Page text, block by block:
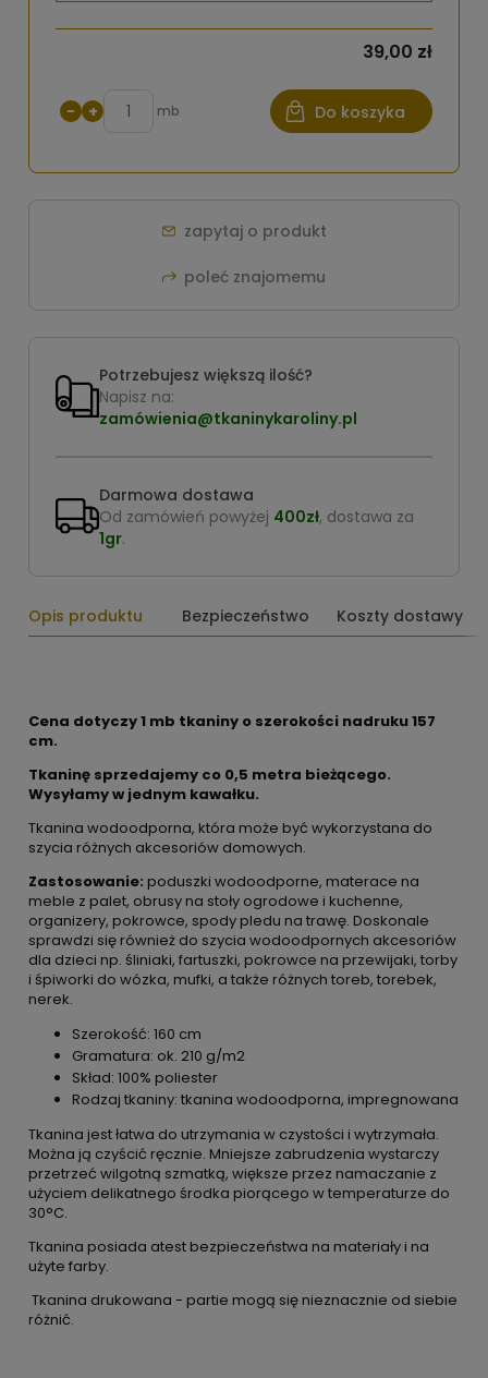
39,00 zł
− + mb Do koszyka
zapytaj o produkt
poleć znajomemu
Potrzebujesz większą ilość?
Napisz na:
zamówienia@tkaninykaroliny.pl
Darmowa dostawa
Od zamówień powyżej 400zł, dostawa za
1gr.
Opis produktu Bezpieczeństwo Koszty dostawy
Cena dotyczy 1 mb tkaniny o szerokości nadruku 157
cm.
Tkaninę sprzedajemy co 0,5 metra bieżącego.
Wysyłamy w jednym kawałku.
Tkanina wodoodporna, która może być wykorzystana do
szycia różnych akcesoriów domowych.
Zastosowanie: poduszki wodoodporne, materace na
meble z palet, obrusy na stoły ogrodowe i kuchenne,
organizery, pokrowce, spody pledu na trawę. Doskonale
sprawdzi się również do szycia wodoodpornych akcesoriów
dla dzieci np. śliniaki, fartuszki, pokrowce na przewijaki, torby
i śpiworki do wózka, mufki, a także różnych toreb, torebek,
nerek.
Szerokość: 160 cm
Gramatura: ok. 210 g/m2
Skład: 100% poliester
Rodzaj tkaniny: tkanina wodoodporna, impregnowana
Tkanina jest łatwa do utrzymania w czystości i wytrzymała.
Można ją czyścić ręcznie. Mniejsze zabrudzenia wystarczy
przetrzeć wilgotną szmatką, większe przez namaczanie z
użyciem delikatnego środka piorącego w temperaturze do
30°C.
Tkanina posiada atest bezpieczeństwa na materiały i na
użyte farby.
Tkanina drukowana - partie mogą się nieznacznie od siebie
różnić.